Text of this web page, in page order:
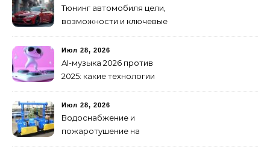
Тюнинг автомобиля цели,
возможности и ключевые
транспортных средств
Июл 28, 2026
AI-музыка 2026 против
2025: какие технологии
создание клипов
изменилось навсегда
Июл 28, 2026
Водоснабжение и
пожаротушение на